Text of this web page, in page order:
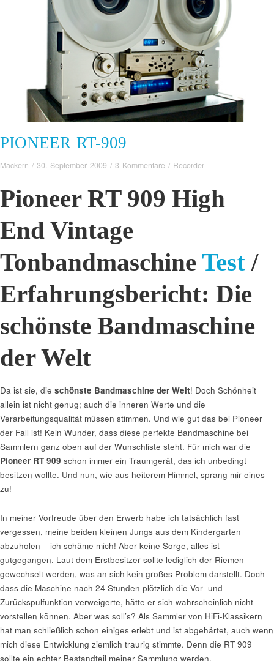
PIONEER RT-909
Mackern / 30. September 2009 / 3 Kommentare / Recorder
Pioneer RT 909 High
End Vintage
Tonbandmaschine Test /
Erfahrungsbericht: Die
schönste Bandmaschine
der Welt
Da ist sie, die schönste Bandmaschine der Welt! Doch Schönheit
allein ist nicht genug; auch die inneren Werte und die
Verarbeitungsqualität müssen stimmen. Und wie gut das bei Pioneer
der Fall ist! Kein Wunder, dass diese perfekte Bandmaschine bei
Sammlern ganz oben auf der Wunschliste steht. Für mich war die
Pioneer RT 909 schon immer ein Traumgerät, das ich unbedingt
besitzen wollte. Und nun, wie aus heiterem Himmel, sprang mir eines
zu!
In meiner Vorfreude über den Erwerb habe ich tatsächlich fast
vergessen, meine beiden kleinen Jungs aus dem Kindergarten
abzuholen – ich schäme mich! Aber keine Sorge, alles ist
gutgegangen. Laut dem Erstbesitzer sollte lediglich der Riemen
gewechselt werden, was an sich kein großes Problem darstellt. Doch
dass die Maschine nach 24 Stunden plötzlich die Vor- und
Zurückspulfunktion verweigerte, hätte er sich wahrscheinlich nicht
vorstellen können. Aber was soll’s? Als Sammler von HiFi-Klassikern
hat man schließlich schon einiges erlebt und ist abgehärtet, auch wenn
mich diese Entwicklung ziemlich traurig stimmte. Denn die RT 909
sollte ein echter Bestandteil meiner Sammlung werden.